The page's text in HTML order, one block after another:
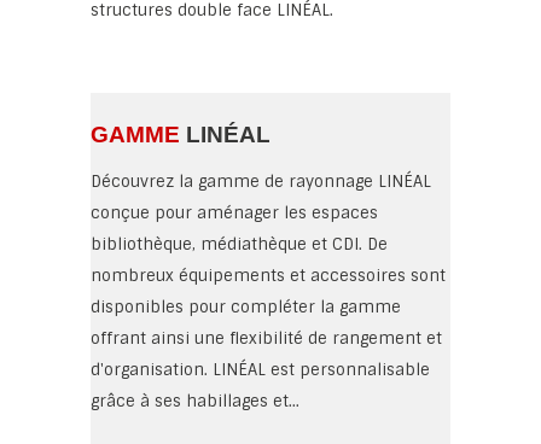
structures double face LINÉAL.
GAMME LINÉAL
Découvrez la gamme de rayonnage LINÉAL
conçue pour aménager les espaces
bibliothèque, médiathèque et CDI. De
nombreux équipements et accessoires sont
disponibles pour compléter la gamme
offrant ainsi une flexibilité de rangement et
d'organisation. LINÉAL est personnalisable
grâce à ses habillages et...